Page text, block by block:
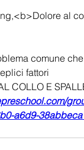
al
comune
fattori
COLLO E
a6d9-